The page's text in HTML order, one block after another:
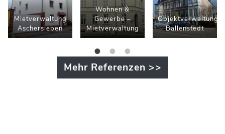
Mietverwaltung
Aschersleben
Wohnen &
Gewerbe –
Mietverwaltung
Objektverwaltung
Ballenstedt
Mehr Referenzen >>